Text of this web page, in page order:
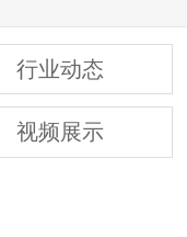
行业动态
视频展示